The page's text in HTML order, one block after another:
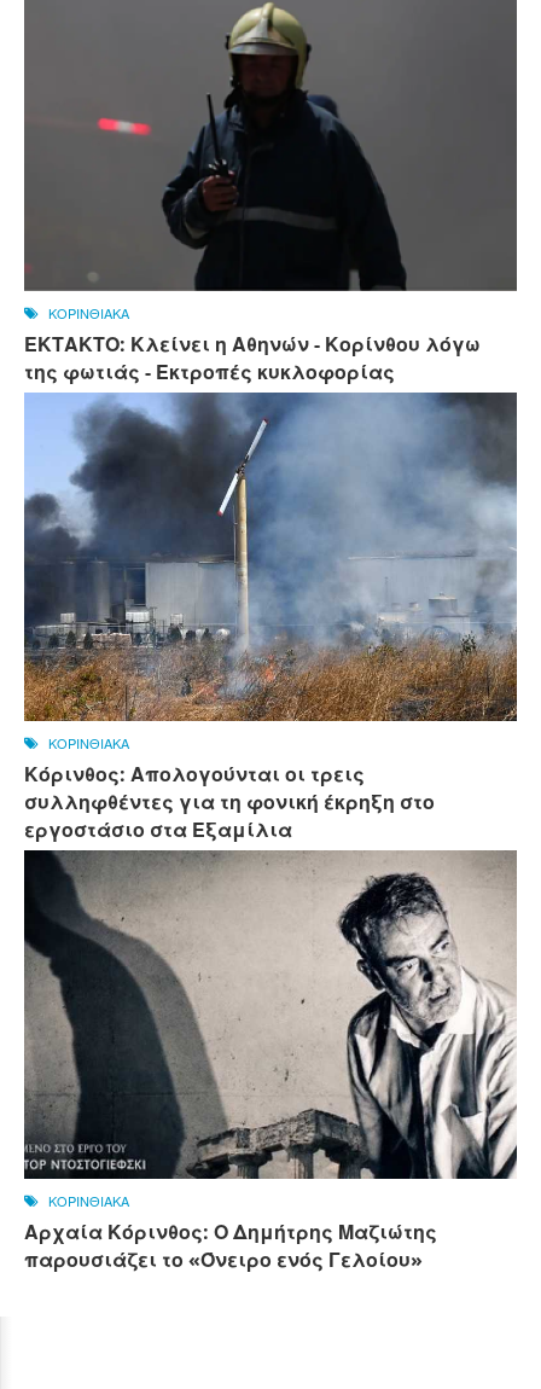
ΚΟΡΙΝΘΙΑΚΑ
ΕΚΤΑΚΤΟ: Κλείνει η Αθηνών - Κορίνθου λόγω
της φωτιάς - Εκτροπές κυκλοφορίας
ΚΟΡΙΝΘΙΑΚΑ
Κόρινθος: Απολογούνται οι τρεις
συλληφθέντες για τη φονική έκρηξη στο
εργοστάσιο στα Εξαμίλια
ΚΟΡΙΝΘΙΑΚΑ
Αρχαία Κόρινθος: Ο Δημήτρης Μαζιώτης
παρουσιάζει το «Όνειρο ενός Γελοίου»